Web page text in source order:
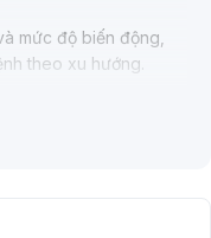
mức độ biến động,
theo xu hướng